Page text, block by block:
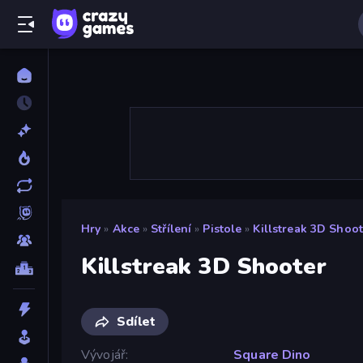
Hry » Akce » Střílení » Pistole » Killstreak 3D
Killstreak 3D Shooter
Sdílet
Vývojář
Square Dino